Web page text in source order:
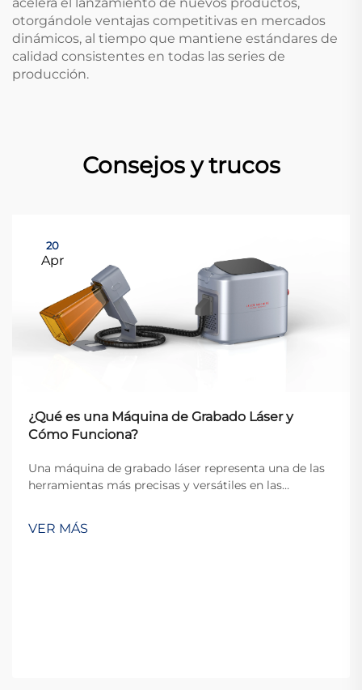
otorgándole ventajas competitivas en mercados
dinámicos, al tiempo que mantiene estándares de
calidad consistentes en todas las series de
producción.
Consejos y trucos
20
Apr
¿Qué es una Máquina de Grabado Láser y
Cómo Funciona?
Una máquina de grabado láser representa una de las
herramientas más precisas y versátiles en las
dispositivos sofisticados utilizan haces de láser
enfocados para marcar, grabar o cortar
VER MÁS